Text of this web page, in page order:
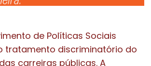
de Políticas Sociais
tratamento discriminatório do
carreiras públicas. A